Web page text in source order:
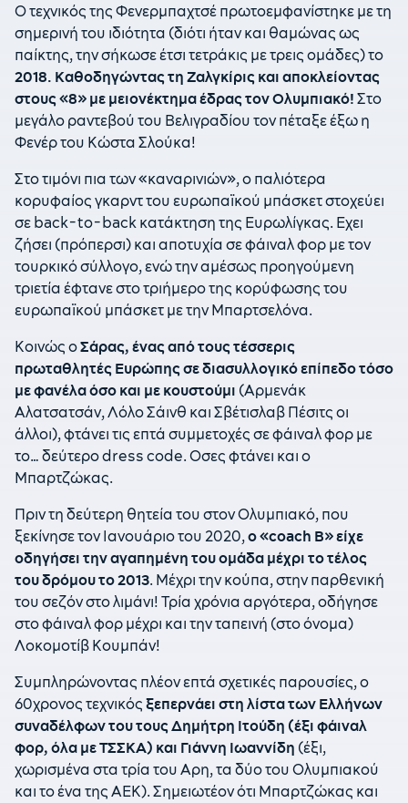
Ο τεχνικός της Φενερμπαχτσέ πρωτοεμφανίστηκε με τη
σημερινή του ιδιότητα (διότι ήταν και θαμώνας ως
παίκτης, την σήκωσε έτσι τετράκις με τρεις ομάδες) το
2018. Καθοδηγώντας τη Ζαλγκίρις και αποκλείοντας
στους «8» με μειονέκτημα έδρας τον Ολυμπιακό! Στο
μεγάλο ραντεβού του Βελιγραδίου τον πέταξε έξω η
Φενέρ του Κώστα Σλούκα!
Στο τιμόνι πια των «καναρινιών», ο παλιότερα
κορυφαίος γκαρντ του ευρωπαϊκού μπάσκετ στοχεύει
σε back-to-back κατάκτηση της Ευρωλίγκας. Εχει
ζήσει (πρόπερσι) και αποτυχία σε φάιναλ φορ με τον
τουρκικό σύλλογο, ενώ την αμέσως προηγούμενη
τριετία έφτανε στο τριήμερο της κορύφωσης του
ευρωπαϊκού μπάσκετ με την Μπαρτσελόνα.
Κοινώς οΣάρας, ένας από τους τέσσερις
πρωταθλητές Ευρώπης σε διασυλλογικό επίπεδο τόσο
με φανέλα όσο και με κουστούμι (Αρμενάκ
Αλατσατσάν, Λόλο Σάινθ και Σβέτισλαβ Πέσιτς οι
άλλοι), φτάνει τις επτά συμμετοχές σε φάιναλ φορ με
το… δεύτερο dress code. Οσες φτάνει και ο
Μπαρτζώκας.
Πριν τη δεύτερη θητεία του στον Ολυμπιακό, που
ξεκίνησε τον Ιανουάριο του 2020,ο «coach B» είχε
οδηγήσει την αγαπημένη του ομάδα μέχρι το τέλος
του δρόμου το 2013. Μέχρι την κούπα, στην παρθενική
του σεζόν στο λιμάνι! Τρία χρόνια αργότερα, οδήγησε
στο φάιναλ φορ μέχρι και την ταπεινή (στο όνομα)
Λοκομοτίβ Κουμπάν!
Συμπληρώνοντας πλέον επτά σχετικές παρουσίες, ο
60χρονος τεχνικός ξεπερνάει στη λίστα των Ελλήνων
συναδέλφων του τους Δημήτρη Ιτούδη (έξι φάιναλ
φορ, όλα με ΤΣΣΚΑ) και Γιάννη Ιωαννίδη (έξι,
χωρισμένα στα τρία του Αρη, τα δύο του Ολυμπιακού
και το ένα της ΑΕΚ). Σημειωτέον ότι Μπαρτζώκας και